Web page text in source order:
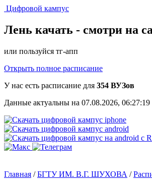
Цифровой кампус
Лень качать - смотри на
или пользуйся тг-апп
Открыть полное расписание
У нас есть расписание для 354 ВУЗов
Данные актуальны на 07.08.2026, 06:27:19
Главная /БГТУ ИМ. В.Г. ШУХОВА /